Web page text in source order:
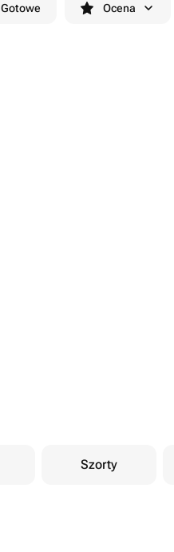
Gotowe Ocena
Szorty